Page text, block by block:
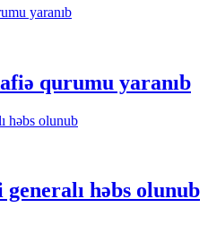
qurumu yaranıb
həbs olunub